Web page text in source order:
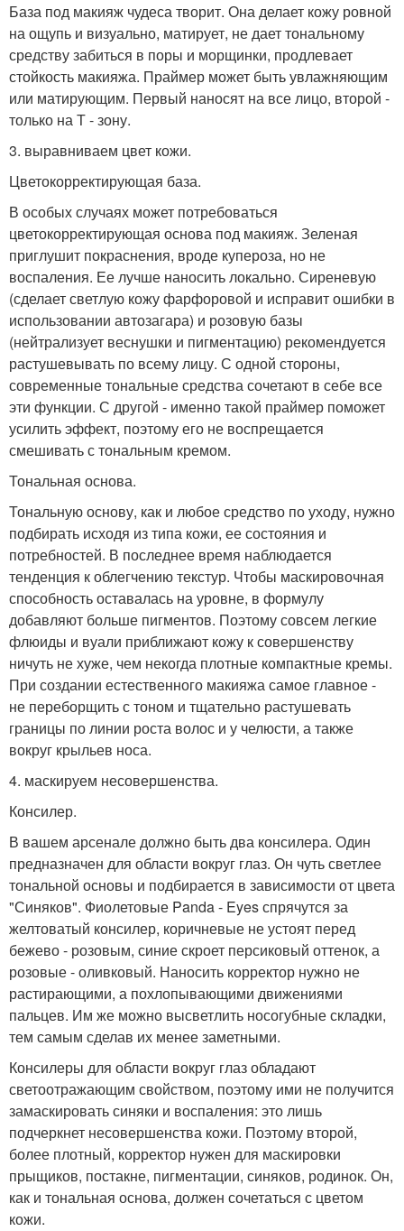
База под макияж чудеса творит. Она делает кожу ровной
на ощупь и визуально, матирует, не дает тональному
средству забиться в поры и морщинки, продлевает
стойкость макияжа. Праймер может быть увлажняющим
или матирующим. Первый наносят на все лицо, второй -
только на Т - зону.
3. выравниваем цвет кожи.
Цветокорректирующая база.
В особых случаях может потребоваться
цветокорректирующая основа под макияж. Зеленая
приглушит покраснения, вроде купероза, но не
воспаления. Ее лучше наносить локально. Сиреневую
(сделает светлую кожу фарфоровой и исправит ошибки в
использовании автозагара) и розовую базы
(нейтрализует веснушки и пигментацию) рекомендуется
растушевывать по всему лицу. С одной стороны,
современные тональные средства сочетают в себе все
эти функции. С другой - именно такой праймер поможет
усилить эффект, поэтому его не воспрещается
смешивать с тональным кремом.
Тональная основа.
Тональную основу, как и любое средство по уходу, нужно
подбирать исходя из типа кожи, ее состояния и
потребностей. В последнее время наблюдается
тенденция к облегчению текстур. Чтобы маскировочная
способность оставалась на уровне, в формулу
добавляют больше пигментов. Поэтому совсем легкие
флюиды и вуали приближают кожу к совершенству
ничуть не хуже, чем некогда плотные компактные кремы.
При создании естественного макияжа самое главное -
не переборщить с тоном и тщательно растушевать
границы по линии роста волос и у челюсти, а также
вокруг крыльев носа.
4. маскируем несовершенства.
Консилер.
В вашем арсенале должно быть два консилера. Один
предназначен для области вокруг глаз. Он чуть светлее
тональной основы и подбирается в зависимости от цвета
"Синяков". Фиолетовые Panda - Eyes спрячутся за
желтоватый консилер, коричневые не устоят перед
бежево - розовым, синие скроет персиковый оттенок, а
розовые - оливковый. Наносить корректор нужно не
растирающими, а похлопывающими движениями
пальцев. Им же можно высветлить носогубные складки,
тем самым сделав их менее заметными.
Консилеры для области вокруг глаз обладают
светоотражающим свойством, поэтому ими не получится
замаскировать синяки и воспаления: это лишь
подчеркнет несовершенства кожи. Поэтому второй,
более плотный, корректор нужен для маскировки
прыщиков, постакне, пигментации, синяков, родинок. Он,
как и тональная основа, должен сочетаться с цветом
кожи.